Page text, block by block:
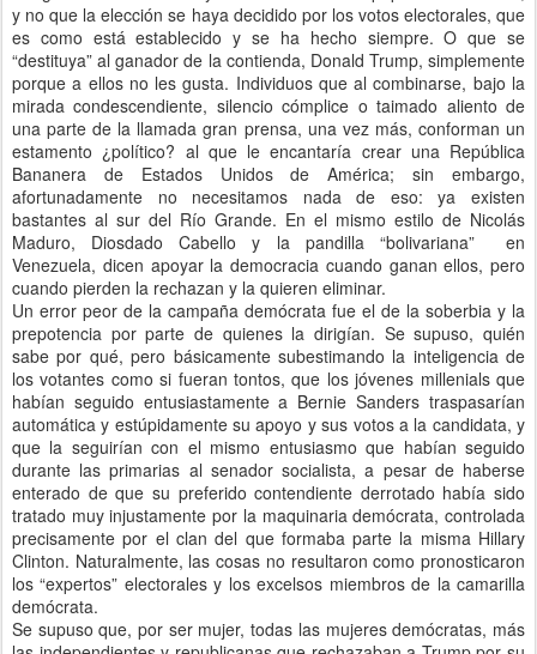
y no que la elección se haya decidido por los votos electorales, que
es como está establecido y se ha hecho siempre. O que se
“destituya” al ganador de la contienda, Donald Trump, simplemente
porque a ellos no les gusta. Individuos que al combinarse, bajo la
mirada condescendiente, silencio cómplice o taimado aliento de
una parte de la llamada gran prensa, una vez más, conforman un
estamento ¿político? al que le encantaría crear una República
Bananera de Estados Unidos de América; sin embargo,
afortunadamente no necesitamos nada de eso: ya existen
bastantes al sur del Río Grande. En el mismo estilo de Nicolás
Maduro, Diosdado Cabello y la pandilla “bolivariana” en
Venezuela, dicen apoyar la democracia cuando ganan ellos, pero
cuando pierden la rechazan y la quieren eliminar.
Un error peor de la campaña demócrata fue el de la soberbia y la
prepotencia por parte de quienes la dirigían. Se supuso, quién
sabe por qué, pero básicamente subestimando la inteligencia de
los votantes como si fueran tontos, que los jóvenes millenials que
habían seguido entusiastamente a Bernie Sanders traspasarían
automática y estúpidamente su apoyo y sus votos a la candidata, y
que la seguirían con el mismo entusiasmo que habían seguido
durante las primarias al senador socialista, a pesar de haberse
enterado de que su preferido contendiente derrotado había sido
tratado muy injustamente por la maquinaria demócrata, controlada
precisamente por el clan del que formaba parte la misma Hillary
Clinton. Naturalmente, las cosas no resultaron como pronosticaron
los “expertos” electorales y los excelsos miembros de la camarilla
demócrata.
Se supuso que, por ser mujer, todas las mujeres demócratas, más